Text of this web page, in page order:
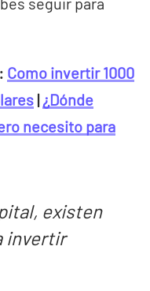
Como invertir 1000
|¿Dónde
necesito para
existen
invertir